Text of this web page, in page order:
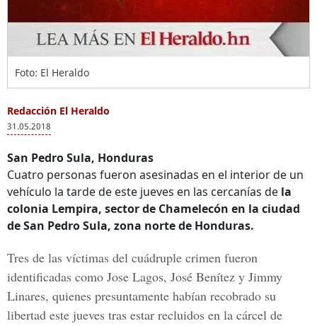
Foto: El Heraldo
Redacción El Heraldo
31.05.2018
San Pedro Sula, Honduras
Cuatro personas fueron asesinadas en el interior de un
vehículo la tarde de este jueves en las cercanías de la
colonia Lempira, sector de Chamelecón en la ciudad
de San Pedro Sula, zona norte de Honduras.
Tres de las víctimas del cuádruple crimen fueron
identificadas como Jose Lagos, José Benítez y Jimmy
Linares, quienes presuntamente habían recobrado su
libertad este jueves tras estar recluidos en la cárcel de